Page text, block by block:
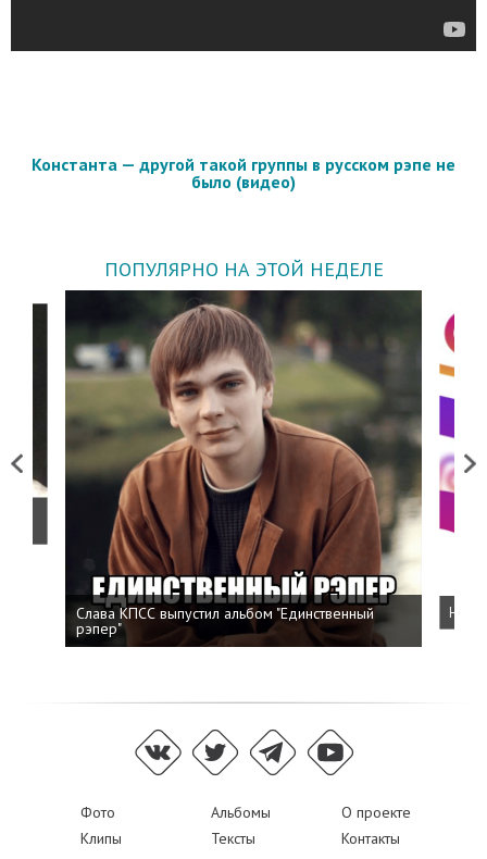
Константа — другой такой группы в русском рэпе не
было (видео)
ПОПУЛЯРНО НА ЭТОЙ НЕДЕЛЕ
Previous
Слава КПСС выпустил альбом "Единственный
рэпер"
Next
Фото Альбомы
О проекте
Клипы
Тексты
Контакты